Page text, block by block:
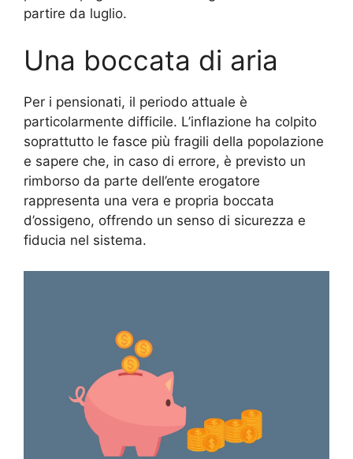
partire da luglio.
Una boccata di aria
Per i pensionati, il periodo attuale è
particolarmente difficile. L’inflazione ha colpito
soprattutto le fasce più fragili della popolazione
e sapere che, in caso di errore, è previsto un
rimborso da parte dell’ente erogatore
rappresenta una vera e propria boccata
d’ossigeno, offrendo un senso di sicurezza e
fiducia nel sistema.